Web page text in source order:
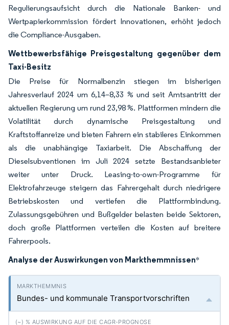
Regulierungsaufsicht durch die Nationale Banken- und
Wertpapierkommission fördert Innovationen, erhöht jedoch
die Compliance-Ausgaben.
Wettbewerbsfähige Preisgestaltung gegenüber dem
Taxi-Besitz
Die Preise für Normalbenzin stiegen im bisherigen
Jahresverlauf 2024 um 6,14–8,33 % und seit Amtsantritt der
aktuellen Regierung um rund 23,98 %. Plattformen mindern die
Volatilität durch dynamische Preisgestaltung und
Kraftstoffanreize und bieten Fahrern ein stabileres Einkommen
als die unabhängige Taxiarbeit. Die Abschaffung der
Dieselsubventionen im Juli 2024 setzte Bestandsanbieter
weiter unter Druck. Leasing-to-own-Programme für
Elektrofahrzeuge steigern das Fahrergehalt durch niedrigere
Betriebskosten und vertiefen die Plattformbindung.
Zulassungsgebühren und Bußgelder belasten beide Sektoren,
doch große Plattformen verteilen die Kosten auf breitere
Fahrerpools.
Analyse der Auswirkungen von Markthemmnissen*
Bundes- und kommunale Transportvorschriften